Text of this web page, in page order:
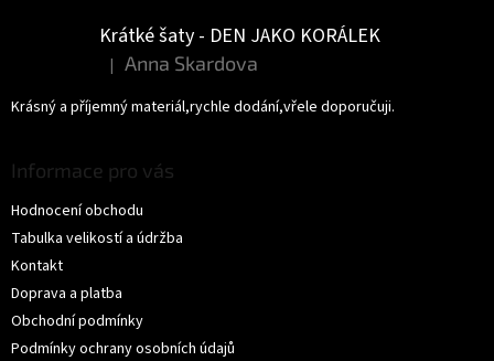
Krátké šaty - DEN JAKO KORÁLEK
Hodnocení produktu je 5 z 5 hvězdiček.
| Anna Skardova
Krásný a příjemný materiál,rychle dodání,vřele doporučuji.
Informace pro vás
Hodnocení obchodu
Tabulka velikostí a údržba
Kontakt
Doprava a platba
Obchodní podmínky
Podmínky ochrany osobních údajů